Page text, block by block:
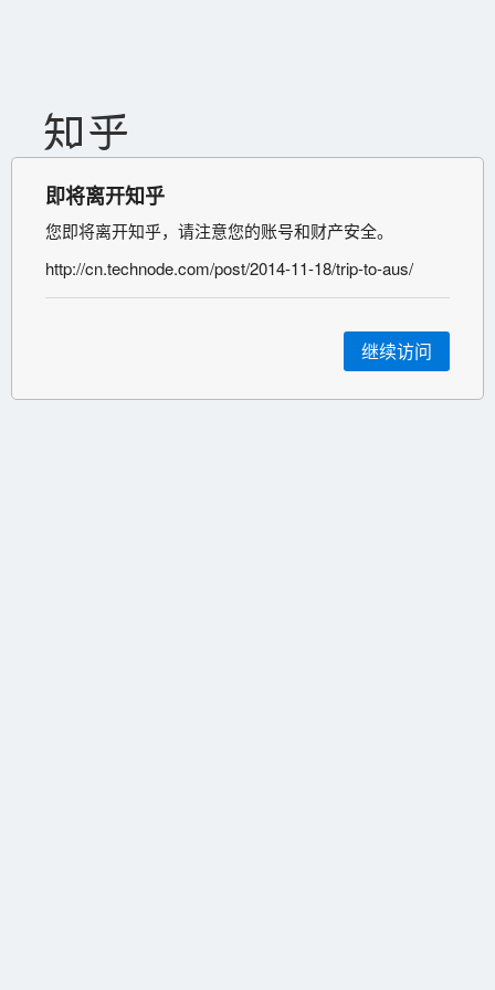
即将离开知乎
您即将离开知乎，请注意您的账号和财产安全。
http://cn.technode.com/post/2014-11-18/trip-to-aus/
继续访问